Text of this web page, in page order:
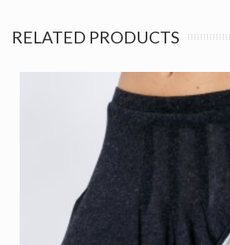
RELATED PRODUCTS